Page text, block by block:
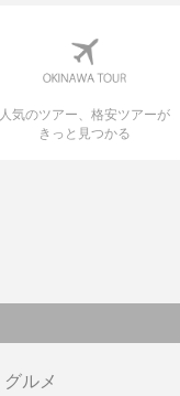
人気のツアー、格安ツアーが
きっと見つかる
グルメ